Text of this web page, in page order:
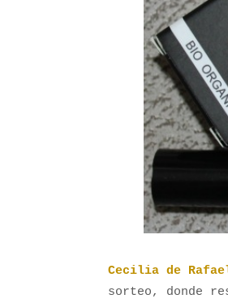
Cecilia de
sorteo, donde